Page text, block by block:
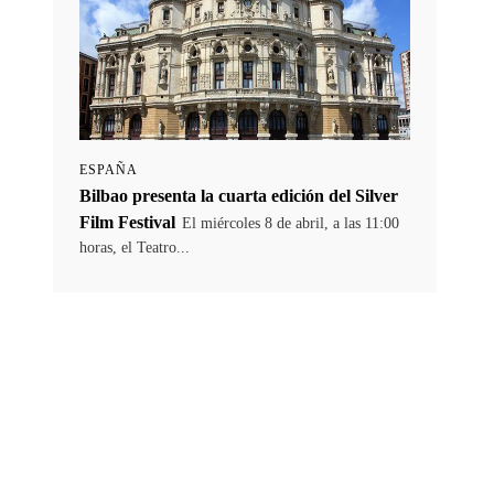
ESPAÑA
Bilbao presenta la cuarta edición del Silver
Film Festival El miércoles 8 de abril, a las 11:00
horas, el Teatro...